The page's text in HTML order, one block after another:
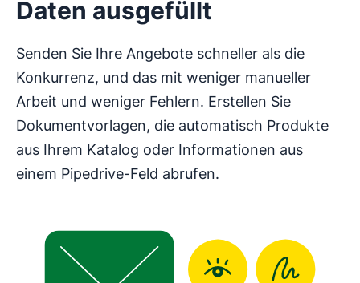
Daten ausgefüllt
Senden Sie Ihre Angebote schneller als die
Konkurrenz, und das mit weniger manueller
Arbeit und weniger Fehlern. Erstellen Sie
Dokumentvorlagen, die automatisch Produkte
aus Ihrem Katalog oder Informationen aus
einem Pipedrive-Feld abrufen.